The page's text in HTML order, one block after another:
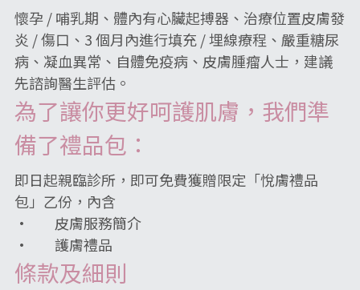
懷孕 / 哺乳期、體內有心臟起搏器、治療位置皮膚發
炎 / 傷口、3 個月內進行填充 / 埋線療程、嚴重糖尿
病、凝血異常、自體免疫病、皮膚腫瘤人士，建議
先諮詢醫生評估。
為了讓你更好呵護肌膚，我們準
備了禮品包：
即日起親臨診所，即可免費獲贈限定「悅膚禮品
包」乙份，內含
·        皮膚服務簡介
·        護膚禮品
條款及細則